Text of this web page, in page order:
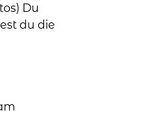
Du
du die